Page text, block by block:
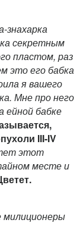
знахарка
секретным
пластом, раз
это его бабка
я вашего
Мне про него
ейной бабке
III-IV
этот
месте и